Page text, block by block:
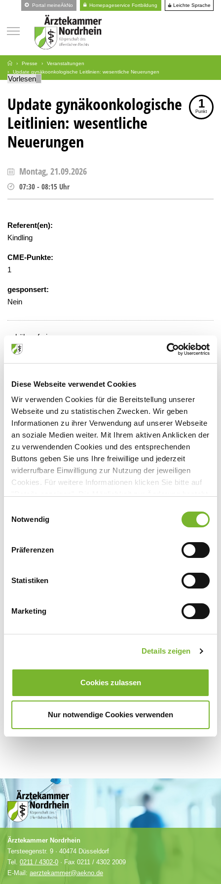
Diese Webseite verwendet Cookies
Wir verwenden Cookies für die Bereitstellung unserer
Webseite und zu statistischen Zwecken. Wir geben
Informationen zu ihrer Verwendung auf unserer Webseite
an soziale Medien weiter. Mit Ihrem aktiven Anklicken der
zu verwendenden Cookies und des entsprechenden
Buttons geben Sie uns Ihre freiwillige und jederzeit
widerrufbare Einwilligung zur Nutzung der jeweiligen
Cookies. Für weitere Informationen klicken Sie bitte auf
Datenschutzerklärung
Notwendig
Präferenzen
Statistiken
Marketing
Details zeigen
Cookies zulassen
Nur notwendige Cookies verwenden
Portal meineÄkNo Homepageservice Fortbildung Leichte Sprache
Presse
Veranstaltungen
Update gynäkoonkologische Leitlinien: wesentliche Neuerungen
Vorlesen
Update gynäkoonkologische
Leitlinien: wesentliche
Neuerungen
1
Punkt
Montag, 21.09.2026
07:30 - 08:15 Uhr
Referent(en):
Kindling
CME-Punkte:
1
gesponsert:
Nein
gebührenfrei
Besprechungszimmer Gynäkologie,
Raum 2404
Werthmannstraße 1, 50935 Köln
Anbieter:
St. Elisabeth-Krankenhaus GmbH Köln-Hohenlind
Ansprechpartner:
Werthmannstraße 1
Tel:
0221 4677-71301
Ärztekammer Nordrhein
Tersteegenstr. 9 · 40474 Düsseldorf
Tel. 0211 / 4302-0 · Fax 0211 / 4302 2009
E-Mail: aerztekammer@aekno.de